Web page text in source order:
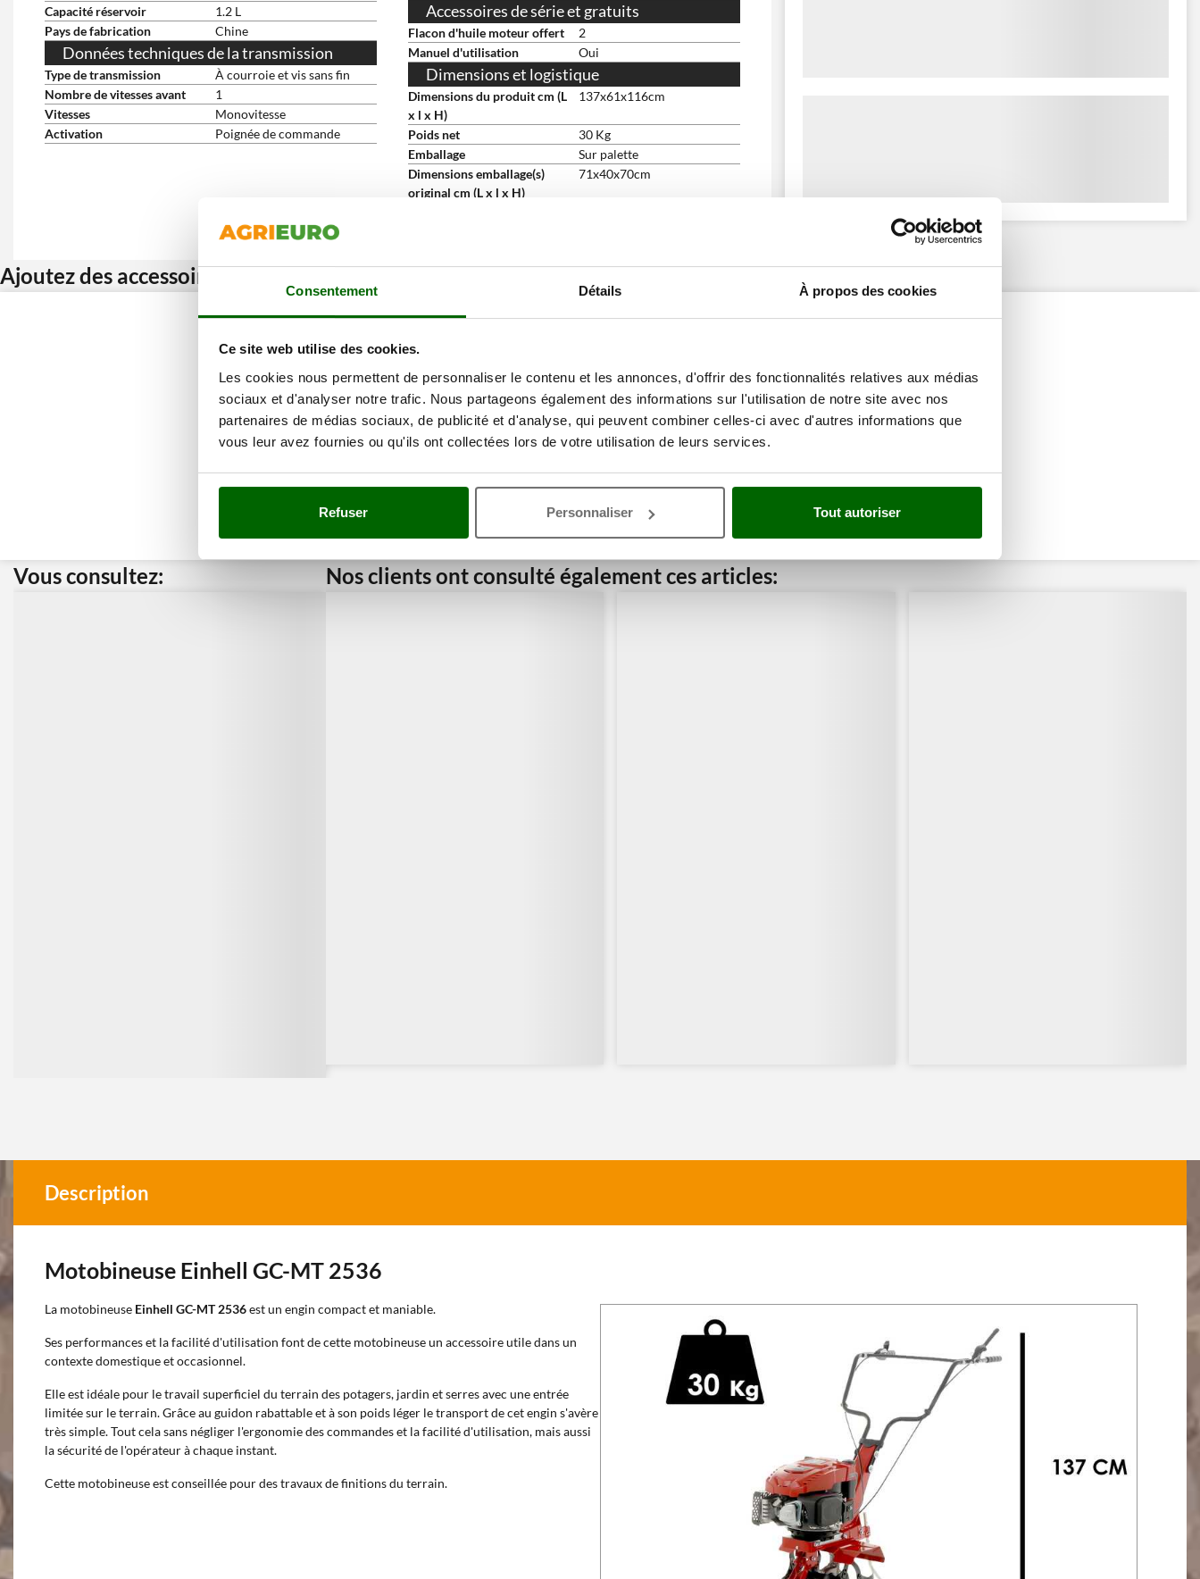
Consentement Détails À propos des cookies
Ce site web utilise des cookies.
Les cookies nous permettent de personnaliser le contenu et les annonces, d'offrir des fonctionnalités relatives aux médias
sociaux et d'analyser notre trafic. Nous partageons également des informations sur l'utilisation de notre site avec nos
partenaires de médias sociaux, de publicité et d'analyse, qui peuvent combiner celles-ci avec d'autres informations que
vous leur avez fournies ou qu'ils ont collectées lors de votre utilisation de leurs services.
Refuser Personnaliser Tout autoriser
Capacité réservoir
1.2 L
Pays de fabrication
Chine
Données techniques de la transmission
Type de transmission
À courroie et vis sans fin
Nombre de vitesses avant
1
Vitesses
Monovitesse
Activation
Poignée de commande
Accessoires de série et gratuits
Flacon d'huile moteur offert
2
Manuel d'utilisation
Oui
Dimensions et logistique
Dimensions du produit cm (L
x l x H)
137x61x116cm
Poids net
30 Kg
Emballage
Sur palette
Dimensions emballage(s)
original cm (L x l x H)
71x40x70cm
Ajoutez des accessoires et bénéficiez d’une remise
Vous consultez: Nos clients ont consulté également ces articles:
Description
Motobineuse Einhell GC-MT 2536
La motobineuse Einhell GC-MT 2536est un engin compact et maniable.
Ses performances et la facilité d'utilisation font de cette motobineuse un accessoire utile dans un
contexte domestique et occasionnel.
Elle est idéale pour le travail superficiel du terrain des potagers, jardin et serres avec une entrée
limitée sur le terrain. Grâce au guidon rabattable et à son poids léger le transport de cet engin s'avère
très simple. Tout cela sans négliger l'ergonomie des commandes et la facilité d'utilisation, mais aussi
la sécurité de l'opérateur à chaque instant.
Cette motobineuse est conseillée pour des travaux de finitions du terrain.